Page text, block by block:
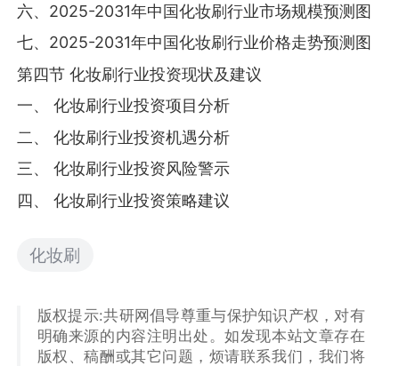
六、2025-2031年中国化妆刷行业市场规模预测图
七、2025-2031年中国化妆刷行业价格走势预测图
第四节 化妆刷行业投资现状及建议
一、 化妆刷行业投资项目分析
二、 化妆刷行业投资机遇分析
三、 化妆刷行业投资风险警示
四、 化妆刷行业投资策略建议
化妆刷
版权提示:共研网倡导尊重与保护知识产权，对有
明确来源的内容注明出处。如发现本站文章存在
版权、稿酬或其它问题，烦请联系我们，我们将